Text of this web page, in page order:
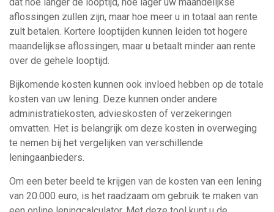
aflossingen zullen zijn, maar hoe meer u in totaal aan rente
zult betalen. Kortere looptijden kunnen leiden tot hogere
maandelijkse aflossingen, maar u betaalt minder aan rente
over de gehele looptijd.
Bijkomende kosten kunnen ook invloed hebben op de totale
kosten van uw lening. Deze kunnen onder andere
administratiekosten, advieskosten of verzekeringen
omvatten. Het is belangrijk om deze kosten in overweging
te nemen bij het vergelijken van verschillende
leningaanbieders.
Om een beter beeld te krijgen van de kosten van een lening
van 20.000 euro, is het raadzaam om gebruik te maken van